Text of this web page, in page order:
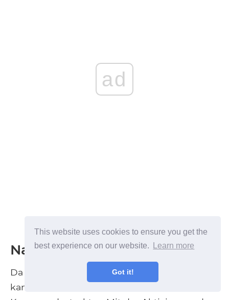
This website uses cookies to ensure you get the
best experience on our website.
Learn more
Got it!
ad
Nachwirkungen
Da die alliierten Truppen erfolgreich waren,
kam es zu Veränderungen in der